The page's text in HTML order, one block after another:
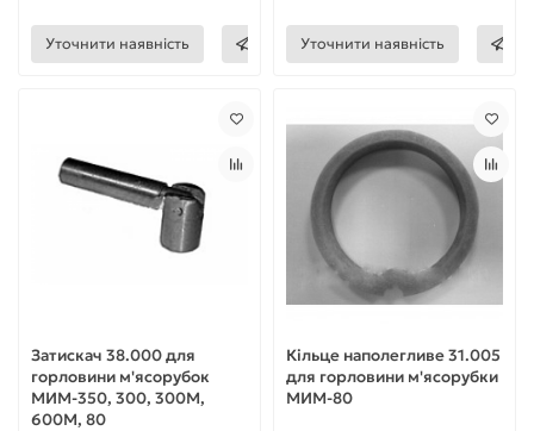
Уточнити наявність Уточнити наявність
Затискач 38.000 для
горловини м'ясорубок
МИМ-350, 300, 300М,
600М, 80
Кільце наполегливе 31.005
для горловини м'ясорубки
МИМ-80